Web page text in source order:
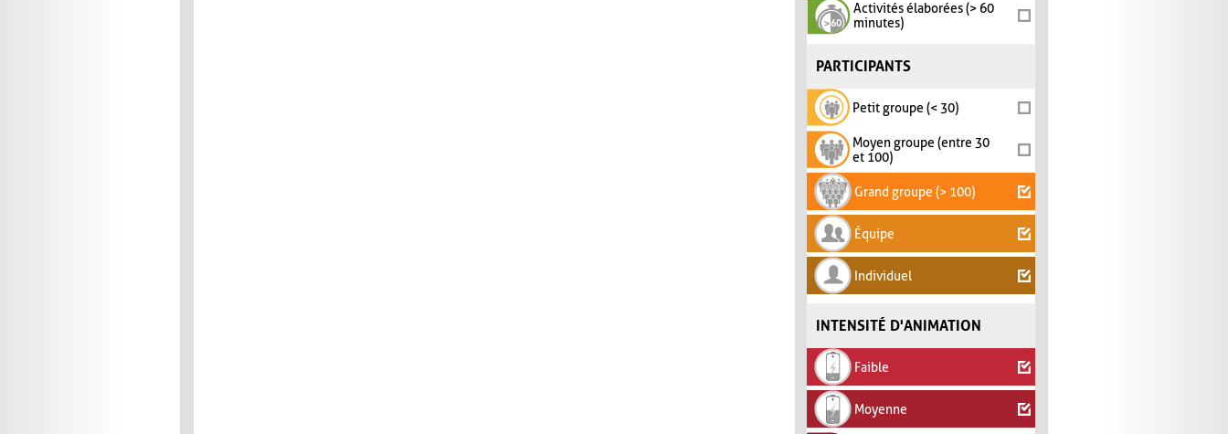
Activités élaborées (> 60
minutes)
PARTICIPANTS
Petit groupe (< 30)
Moyen groupe (entre 30
et 100)
Grand groupe (> 100)
Équipe
Individuel
INTENSITÉ D'ANIMATION
Faible
Moyenne